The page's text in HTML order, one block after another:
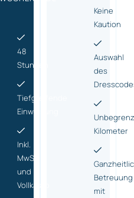
48
Stunden
Tiefgreifende
Einweisung
Inkl.
MwSt.
und
Vollkasko
Keine
Kaution
Auswahl
des
Kilometer
Betreuung
mit